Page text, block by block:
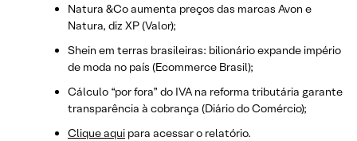
Natura &Co aumenta preços das marcas Avon e
Natura, diz XP(Valor);
Shein em terras brasileiras: bilionário expande império
de moda no país (Ecommerce Brasil);
Cálculo “por fora” do IVA na reforma tributária garante
transparência à cobrança (Diário do Comércio);
Clique aqui para acessar o relatório.